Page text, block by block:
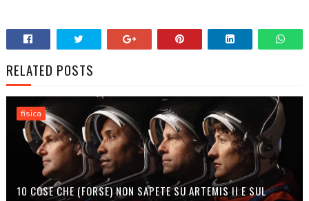
RELATED POSTS
fisica
10 COSE CHE (FORSE) NON SAPETE SU ARTEMIS II E SUL